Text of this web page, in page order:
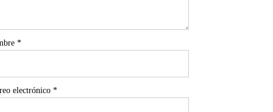
*
electrónico *